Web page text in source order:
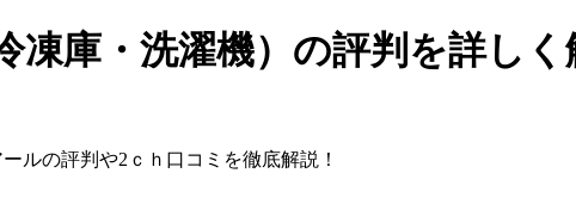
庫・洗濯機）の評判を詳しく
ルの評判や2ｃｈ口コミを徹底解説！